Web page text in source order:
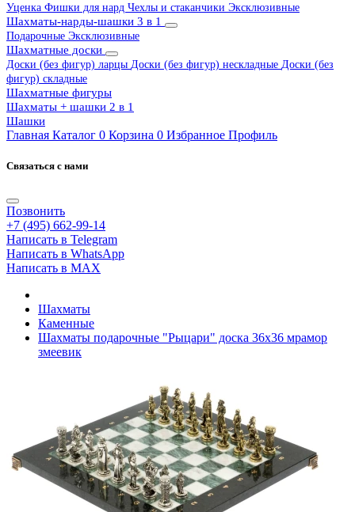
Уценка Фишки для нард Чехлы и стаканчики Эксклюзивные
Шахматы-нарды-шашки 3 в 1
Подарочные Эксклюзивные
Шахматные доски
Доски (без фигур) ларцы Доски (без фигур) нескладные Доски (без
фигур) складные
Шахматные фигуры
Шахматы + шашки 2 в 1
Шашки
Главная Каталог 0 Корзина 0 Избранное Профиль
Связаться с нами
Позвонить
+7 (495) 662-99-14
Написать в Telegram
Написать в WhatsApp
Написать в MAX
Шахматы
Каменные
Шахматы подарочные "Рыцари" доска 36х36 мрамор
змеевик